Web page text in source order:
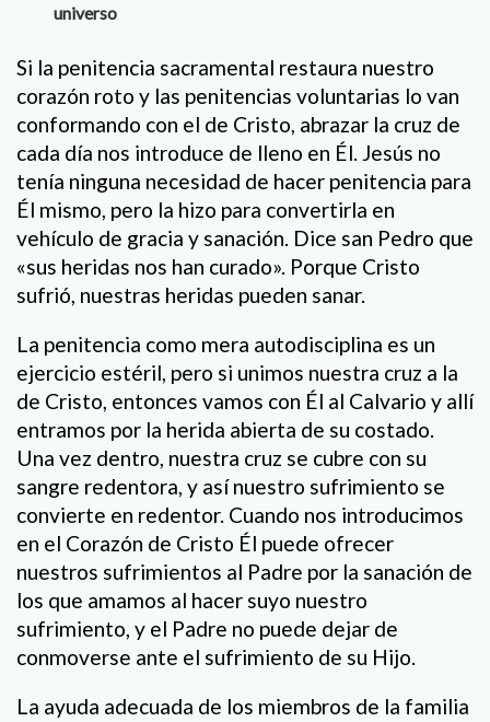
universo
Si la penitencia sacramental restaura nuestro
corazón roto y las penitencias voluntarias lo van
conformando con el de Cristo, abrazar la cruz de
cada día nos introduce de lleno en Él. Jesús no
tenía ninguna necesidad de hacer penitencia para
Él mismo, pero la hizo para convertirla en
vehículo de gracia y sanación. Dice san Pedro que
«sus heridas nos han curado». Porque Cristo
sufrió, nuestras heridas pueden sanar.
La penitencia como mera autodisciplina es un
ejercicio estéril, pero si unimos nuestra cruz a la
de Cristo, entonces vamos con Él al Calvario y allí
entramos por la herida abierta de su costado.
Una vez dentro, nuestra cruz se cubre con su
sangre redentora, y así nuestro sufrimiento se
convierte en redentor. Cuando nos introducimos
en el Corazón de Cristo Él puede ofrecer
nuestros sufrimientos al Padre por la sanación de
los que amamos al hacer suyo nuestro
sufrimiento, y el Padre no puede dejar de
conmoverse ante el sufrimiento de su Hijo.
La ayuda adecuada de los miembros de la familia